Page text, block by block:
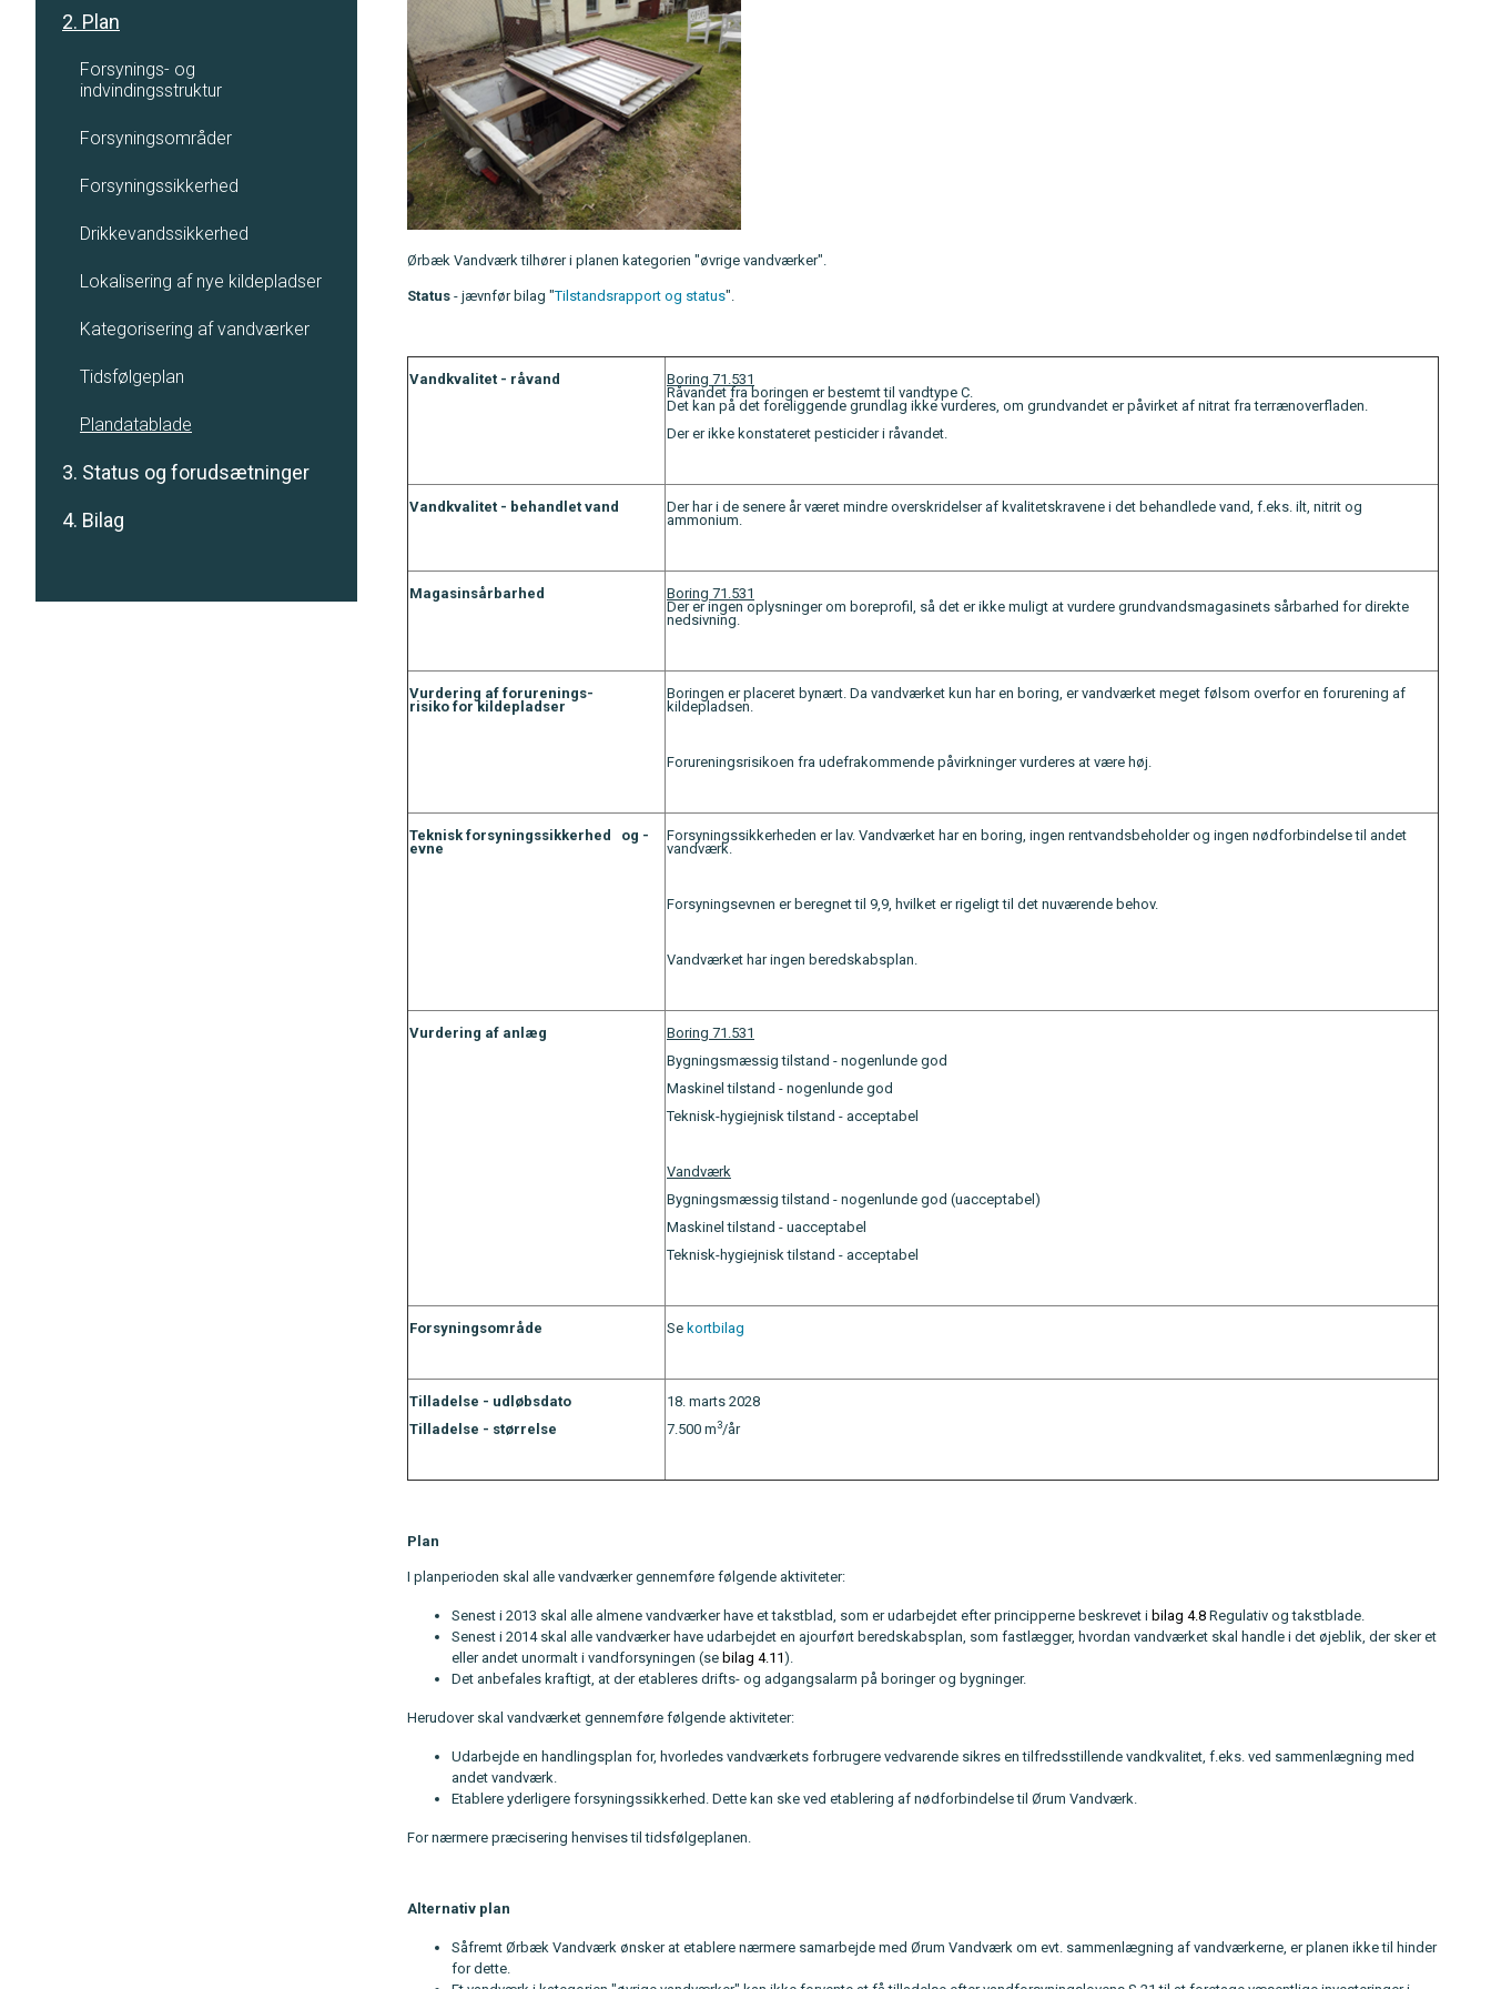
2. Plan
Forsynings- og
indvindingsstruktur
Forsyningsområder
Forsyningssikkerhed
Drikkevandssikkerhed
Lokalisering af nye kildepladser
Kategorisering af vandværker
Tidsfølgeplan
Plandatablade
3. Status og forudsætninger
4. Bilag
Ørbæk Vandværk tilhører i planen kategorien "øvrige vandværker".
Status - jævnfør bilag "Tilstandsrapport og status".
Vandkvalitet - råvand
Boring 71.531
Råvandet fra boringen er bestemt til vandtype C.
Det kan på det foreliggende grundlag ikke vurderes, om grundvandet er påvirket af nitrat fra terrænoverfladen.
Der er ikke konstateret pesticider i råvandet.
Vandkvalitet - behandlet vand
Der har i de senere år været mindre overskridelser af kvalitetskravene i det behandlede vand, f.eks. ilt, nitrit og
ammonium.
Magasinsårbarhed
Boring 71.531
Der er ingen oplysninger om boreprofil, så det er ikke muligt at vurdere grundvandsmagasinets sårbarhed for direkte
nedsivning.
Vurdering af forurenings-
risiko for kildepladser
Boringen er placeret bynært. Da vandværket kun har en boring, er vandværket meget følsom overfor en forurening af
kildepladsen.
Forureningsrisikoen fra udefrakommende påvirkninger vurderes at være høj.
Teknisk forsyningssikkerhed og -
evne
Forsyningssikkerheden er lav. Vandværket har en boring, ingen rentvandsbeholder og ingen nødforbindelse til andet
vandværk.
Forsyningsevnen er beregnet til 9,9, hvilket er rigeligt til det nuværende behov.
Vandværket har ingen beredskabsplan.
Vurdering af anlæg
Boring 71.531
Bygningsmæssig tilstand - nogenlunde god
Maskinel tilstand - nogenlunde god
Teknisk-hygiejnisk tilstand - acceptabel
Vandværk
Bygningsmæssig tilstand - nogenlunde god (uacceptabel)
Maskinel tilstand - uacceptabel
Teknisk-hygiejnisk tilstand - acceptabel
Forsyningsområde Se kortbilag
Tilladelse - udløbsdato
Tilladelse - størrelse
18. marts 2028
7.500 m3/år
Plan
I planperioden skal alle vandværker gennemføre følgende aktiviteter:
Senest i 2013 skal alle almene vandværker have et takstblad, som er udarbejdet efter principperne beskrevet i bilag 4.8 Regulativ og takstblade.
Senest i 2014 skal alle vandværker have udarbejdet en ajourført beredskabsplan, som fastlægger, hvordan vandværket skal handle i det øjeblik, der sker et
eller andet unormalt i vandforsyningen (se bilag 4.11).
Det anbefales kraftigt, at der etableres drifts- og adgangsalarm på boringer og bygninger.
Herudover skal vandværket gennemføre følgende aktiviteter:
Udarbejde en handlingsplan for, hvorledes vandværkets forbrugere vedvarende sikres en tilfredsstillende vandkvalitet, f.eks. ved sammenlægning med
andet vandværk.
Etablere yderligere forsyningssikkerhed. Dette kan ske ved etablering af nødforbindelse til Ørum Vandværk.
For nærmere præcisering henvises til tidsfølgeplanen.
Alternativ plan
Såfremt Ørbæk Vandværk ønsker at etablere nærmere samarbejde med Ørum Vandværk om evt. sammenlægning af vandværkerne, er planen ikke til hinder
for dette.